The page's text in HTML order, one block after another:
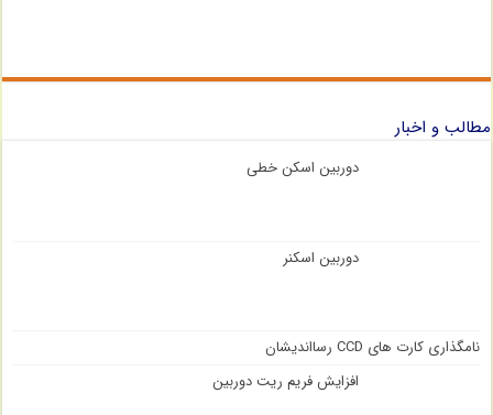
مطالب و اخبار
دوربین اسکن خطی
دوربین اسکنر
نامگذاری کارت های CCD رسااندیشان
افزایش فریم ریت دوربین